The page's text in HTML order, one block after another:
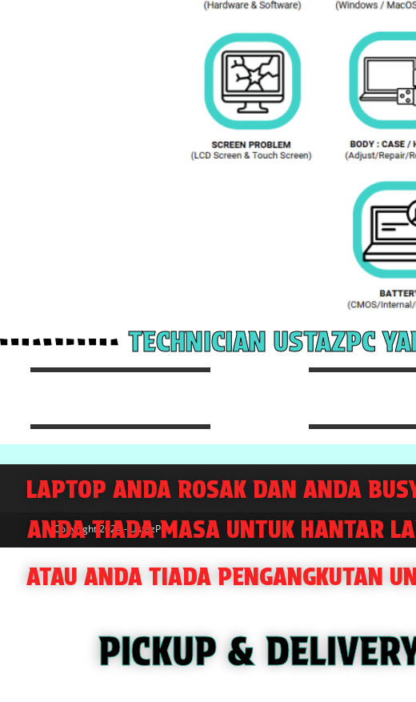
TECHNICIAN USTAZPC
ANDA TIADA MASA UNTUK HANTAR
LAPTOP ANDA ROSAK DAN ANDA
ATAU ANDA TIADA PENGANGKUTAN
PICKUP &
Copyright 2024 - UstazPC